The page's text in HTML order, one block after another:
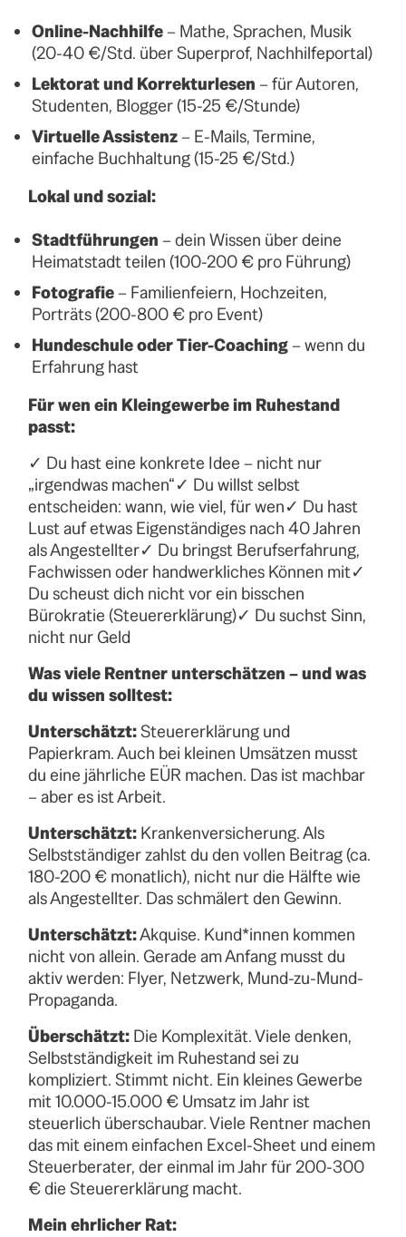
Online-Nachhilfe – Mathe, Sprachen, Musik
(20-40 €/Std. über Superprof, Nachhilfeportal)
Lektorat und Korrekturlesen – für Autoren,
Studenten, Blogger (15-25 €/Stunde)
Virtuelle Assistenz – E-Mails, Termine,
einfache Buchhaltung (15-25 €/Std.)
Lokal und sozial:
Stadtführungen – dein Wissen über deine
Heimatstadt teilen (100-200 € pro Führung)
Fotografie – Familienfeiern, Hochzeiten,
Porträts (200-800 € pro Event)
Hundeschule oder Tier-Coaching – wenn du
Erfahrung hast
Für wen ein Kleingewerbe im Ruhestand
passt:
✓ Du hast eine konkrete Idee – nicht nur
„irgendwas machen“✓ Du willst selbst
entscheiden: wann, wie viel, für wen✓ Du hast
Lust auf etwas Eigenständiges nach 40 Jahren
als Angestellter✓ Du bringst Berufserfahrung,
Fachwissen oder handwerkliches Können mit✓
Du scheust dich nicht vor ein bisschen
Bürokratie (Steuererklärung)✓ Du suchst Sinn,
nicht nur Geld
Was viele Rentner unterschätzen – und was
du wissen solltest:
Unterschätzt:Steuererklärung und
Papierkram. Auch bei kleinen Umsätzen musst
du eine jährliche EÜR machen. Das ist machbar
– aber es ist Arbeit.
Unterschätzt: Krankenversicherung. Als
Selbstständiger zahlst du den vollen Beitrag (ca.
180-200 € monatlich), nicht nur die Hälfte wie
als Angestellter. Das schmälert den Gewinn.
Unterschätzt:Akquise. Kund*innen kommen
nicht von allein. Gerade am Anfang musst du
aktiv werden: Flyer, Netzwerk, Mund-zu-Mund-
Propaganda.
Überschätzt: Die Komplexität. Viele denken,
Selbstständigkeit im Ruhestand sei zu
kompliziert. Stimmt nicht. Ein kleines Gewerbe
mit 10.000-15.000 € Umsatz im Jahr ist
steuerlich überschaubar. Viele Rentner machen
das mit einem einfachen Excel-Sheet und einem
Steuerberater, der einmal im Jahr für 200-300
€ die Steuererklärung macht.
Mein ehrlicher Rat: